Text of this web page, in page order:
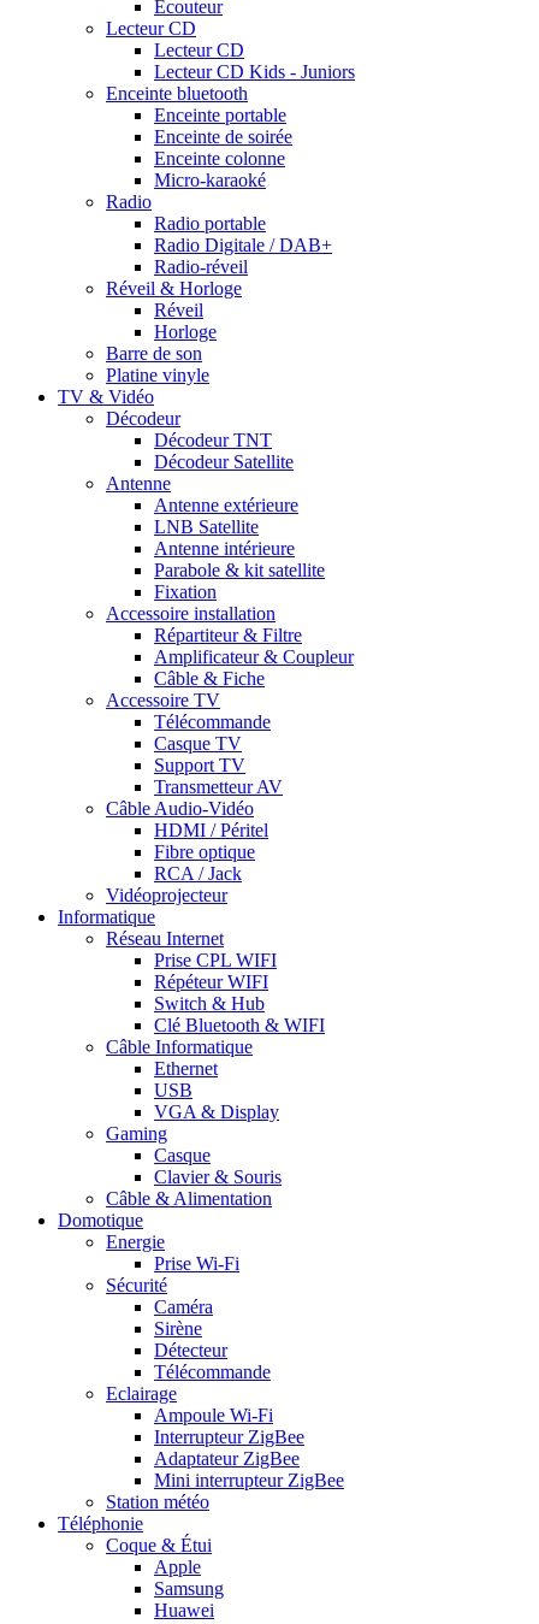
Ecouteur
Lecteur CD
Lecteur CD
Lecteur CD Kids - Juniors
Enceinte bluetooth
Enceinte portable
Enceinte de soirée
Enceinte colonne
Micro-karaoké
Radio
Radio portable
Radio Digitale / DAB+
Radio-réveil
Réveil & Horloge
Réveil
Horloge
Barre de son
Platine vinyle
TV & Vidéo
Décodeur
Décodeur TNT
Décodeur Satellite
Antenne
Antenne extérieure
LNB Satellite
Antenne intérieure
Parabole & kit satellite
Fixation
Accessoire installation
Répartiteur & Filtre
Amplificateur & Coupleur
Câble & Fiche
Accessoire TV
Télécommande
Casque TV
Support TV
Transmetteur AV
Câble Audio-Vidéo
HDMI / Péritel
Fibre optique
RCA / Jack
Vidéoprojecteur
Informatique
Réseau Internet
Prise CPL WIFI
Répéteur WIFI
Switch & Hub
Clé Bluetooth & WIFI
Câble Informatique
Ethernet
USB
VGA & Display
Gaming
Casque
Clavier & Souris
Câble & Alimentation
Domotique
Energie
Prise Wi-Fi
Sécurité
Caméra
Sirène
Détecteur
Télécommande
Eclairage
Ampoule Wi-Fi
Interrupteur ZigBee
Adaptateur ZigBee
Mini interrupteur ZigBee
Station météo
Téléphonie
Coque & Étui
Apple
Samsung
Huawei